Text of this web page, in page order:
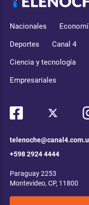
Nacionales
Deportes Canal 4
Ciencia y tecnología
Empresariales
+598 2924 4444
Paraguay 2253
Montevideo, CP, 11800